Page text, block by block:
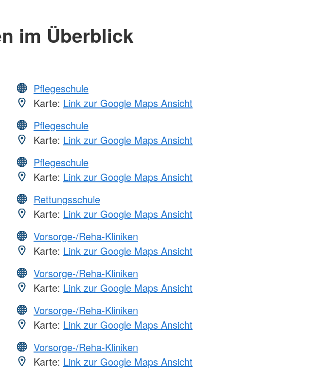
im Überblick
Pflegeschule
Karte: Link zur Google Maps Ansicht
Pflegeschule
Karte: Link zur Google Maps Ansicht
Pflegeschule
Karte: Link zur Google Maps Ansicht
Rettungsschule
Karte: Link zur Google Maps Ansicht
Vorsorge-/Reha-Kliniken
Karte: Link zur Google Maps Ansicht
Vorsorge-/Reha-Kliniken
Karte: Link zur Google Maps Ansicht
Vorsorge-/Reha-Kliniken
Karte: Link zur Google Maps Ansicht
Vorsorge-/Reha-Kliniken
Karte: Link zur Google Maps Ansicht